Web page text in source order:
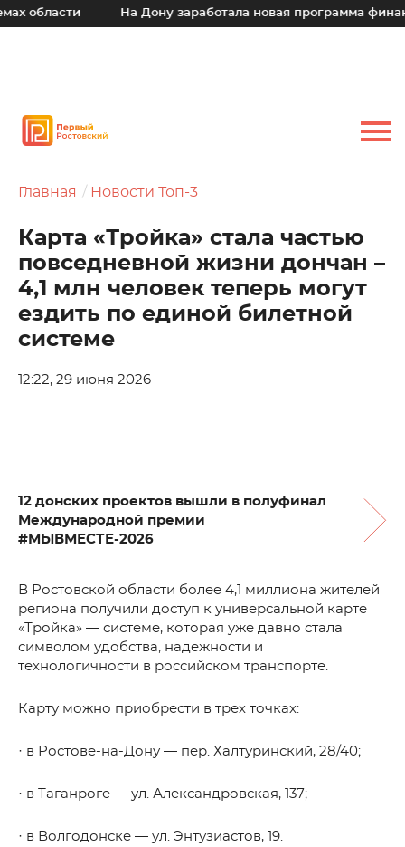
На Дону заработала новая программа
Главная Новости Топ-3
Карта «Тройка» стала частью
повседневной жизни дончан –
4,1 млн человек теперь могут
ездить по единой билетной
системе
12:22, 29 июня 2026
12 донских проектов вышли в полуфинал
Международной премии
#МЫВМЕСТЕ-2026
В Ростовской области более 4,1 миллиона жителей
региона получили доступ к универсальной карте
«Тройка» — системе, которая уже давно стала
символом удобства, надежности и
технологичности в российском транспорте.
Карту можно приобрести в трех точках:
· в Ростове-на-Дону — пер. Халтуринский, 28/40;
· в Таганроге — ул. Александровская, 137;
· в Волгодонске — ул. Энтузиастов, 19.